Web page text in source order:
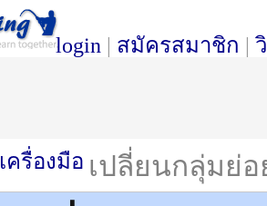
login | สมัครสมาชิก |
เปลี่ยนกลุ่มย่
เครื่องมือ